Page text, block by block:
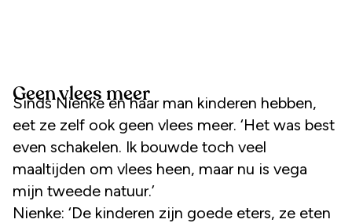
Geen vlees meer
Sinds Nienke en haar man kinderen hebben,
eet ze zelf ook geen vlees meer. ‘Het was best
even schakelen. Ik bouwde toch veel
maaltijden om vlees heen, maar nu is vega
mijn tweede natuur.’
Nienke: ‘De kinderen zijn goede eters, ze eten